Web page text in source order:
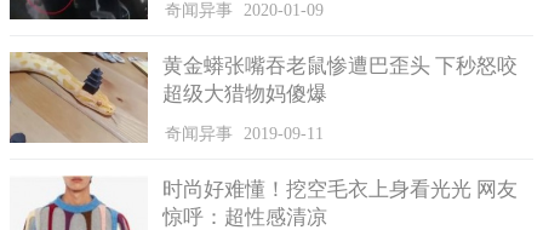
那则新闻报道了一位墨西哥女士在城里的高档住宅区Polanco
里悠闲散步，手中牵引绳的另一边系着的也是一头老虎。有人拍
照记录了这一场面并用Twitter账号发布了，顿时引发了热烈的讨
论。
奇闻异事 2020-01-09
黄金蟒张嘴吞老鼠惨遭巴歪头 下秒怒咬
超级大猎物妈傻爆
奇闻异事 2019-09-11
时尚好难懂！挖空毛衣上身看光光 网友
惊呼：超性感清凉